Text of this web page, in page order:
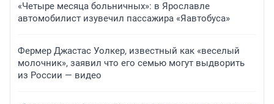
«Четыре месяца больничных»: в Ярославле
автомобилист изувечил пассажира «Яавтобуса»
Фермер Джастас Уолкер, известный как «веселый
молочник», заявил что его семью могут выдворить
из России — видео